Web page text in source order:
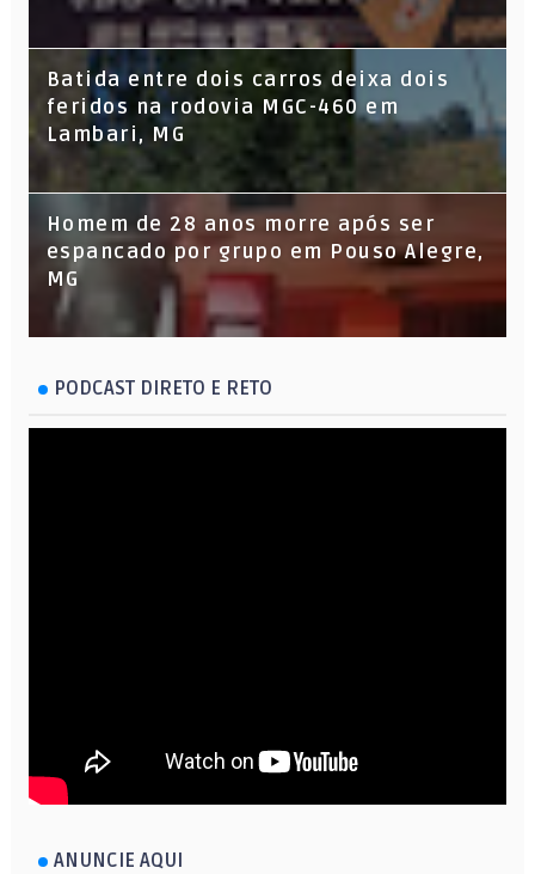
Batida entre dois carros deixa dois
feridos na rodovia MGC-460 em
Lambari, MG
Homem de 28 anos morre após ser
espancado por grupo em Pouso Alegre,
MG
PODCAST DIRETO E RETO
ANUNCIE AQUI